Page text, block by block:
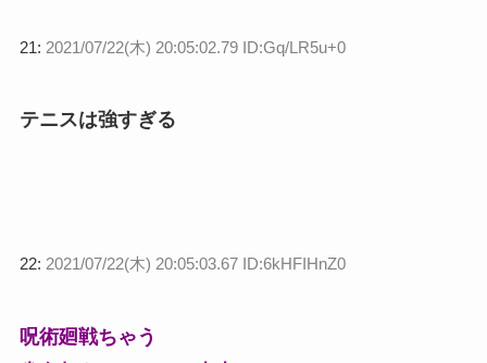
21: 2021/07/22(木) 20:05:02.79 ID:Gq/LR5u+0
テニスは強すぎる
22: 2021/07/22(木) 20:05:03.67 ID:6kHFIHnZ0
呪術廻戦ちゃう